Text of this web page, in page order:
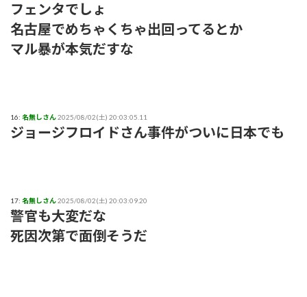
フェンタでしょ
名古屋でめちゃくちゃ出回ってるとか
マル暴が本気だすな
16: 名無しさん2025/08/02(土) 20:03:05.11
ジョージフロイドさん事件がついに日本でも
17: 名無しさん2025/08/02(土) 20:03:09.20
警官も大変だな
死因次第で面倒そうだ